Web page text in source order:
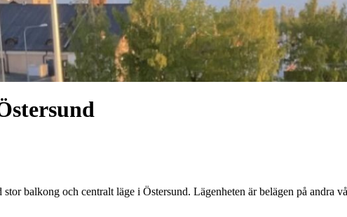
balkong och centralt läge i Östersund. Lägenheten är belägen på andra